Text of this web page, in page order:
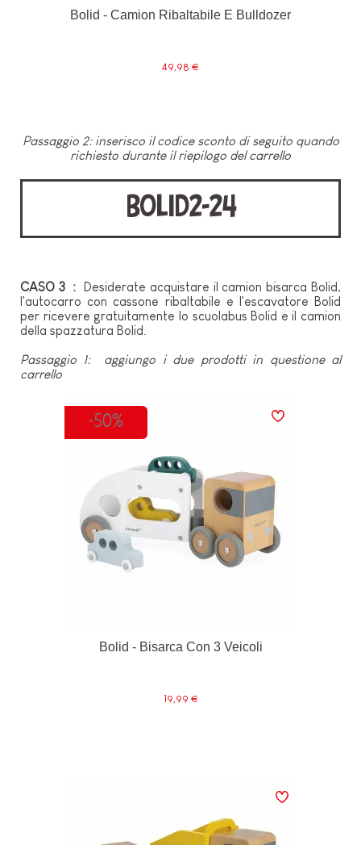
Bolid - Camion Ribaltabile E Bulldozer
49,98 €
Passaggio 2: inserisco il codice sconto di seguito quando
richiesto durante il riepilogo del carrello
BOLID2-24
CASO 3 :
Desiderate acquistare il camion bisarca Bolid,
l'autocarro con cassone ribaltabile e l'escavatore Bolid
per ricevere gratuitamente lo scuolabus Bolid e il camion
della spazzatura Bolid.
Passaggio 1: aggiungo i due prodotti in questione al
carrello
-50%
Bolid - Bisarca Con 3 Veicoli
19,99 €